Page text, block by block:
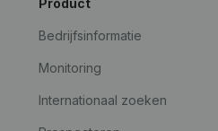
Product
Bedrijfsinformatie
Monitoring
Internationaal zoeken